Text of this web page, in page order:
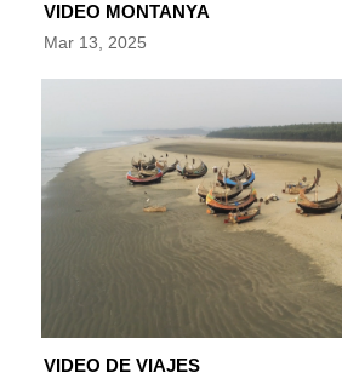
VIDEO MONTANYA
Mar 13, 2025
VIDEO DE VIAJES